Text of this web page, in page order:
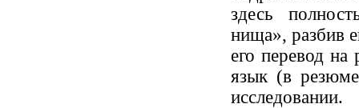
здесь
нища», разбив
его перевод на
язык (в
исследовании.